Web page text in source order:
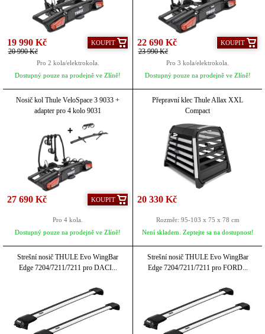
19 990 Kč
20 990 Kč
KOUPIT
Pro 2 kola/elektrokola.
Dostupný pouze na prodejně ve Zlíně!
22 690 Kč
23 990 Kč
KOUPIT
Pro 3 kola/elektrokola.
Dostupný pouze na prodejně ve Zlíně!
Nosič kol Thule VeloSpace 3 9033 +
adapter pro 4 kolo 9031
27 690 Kč KOUPIT
Pro 4 kola.
Dostupný pouze na prodejně ve Zlíně!
Přepravní klec Thule Allax XXL
Compact
20 330 Kč
Rozměr: 95-103 x 75 x 78 cm
Není skladem. Zeptejte sa na dostupnost!
Strešní nosič THULE Evo WingBar
Edge 7204/7211/7211 pro DACI...
Strešní nosič THULE Evo WingBar
Edge 7204/7211/7211 pro FORD...